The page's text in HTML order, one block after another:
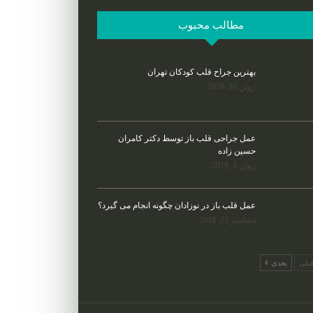
مطالب محبوب
بهترین جراح قلب کودکان تهران
عمل جراحی قلب باز توسط دکتر کامران
حسین زاده
عمل قلب باز در نوزادان چگونه انجام می گیرد؟
بعدی